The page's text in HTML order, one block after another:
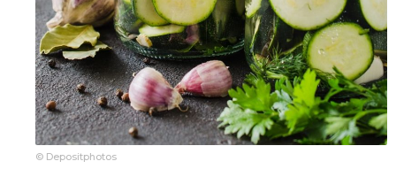
© Depositphotos